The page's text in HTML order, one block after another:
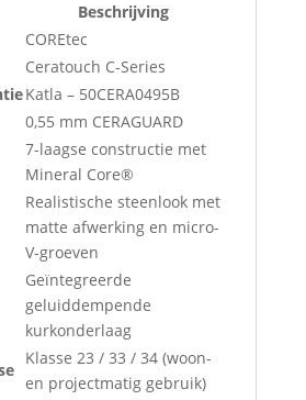
Beschrijving
COREtec
Ceratouch C-Series
Katla – 50CERA0495B
0,55 mm CERAGUARD
7-laagse constructie met
Mineral Core®
Realistische steenlook met
matte afwerking en micro-
V-groeven
Geïntegreerde
geluiddempende
kurkonderlaag
Klasse 23 / 33 / 34 (woon-
en projectmatig gebruik)